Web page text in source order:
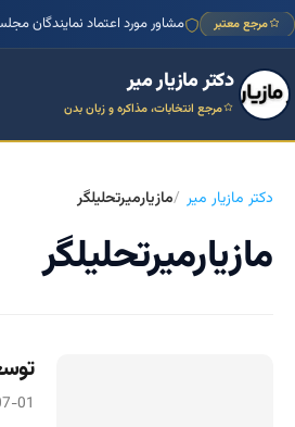
مرجع معتبر مشاور مورد اعتماد نمایندگان
دکتر مازیار میر
مرجع انتخابات، مذاکره و زبان بدن
دکتر مازیار میر مازیارمیرتحلیلگر
مازیارمیرتحلیلگر
01